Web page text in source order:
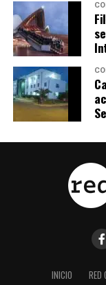
INICIO RED